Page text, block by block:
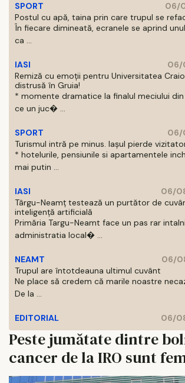
SPORT
06/
Postul cu apă, taina prin care trupul se
În fiecare dimineată, ecranele se aprind
ca ...
IASI
06/
Remiză cu emoții pentru Universitatea
distrusă în Gruia!
* momente dramatice la finalul meciului din
ce un juc� ...
SPORT
06/
Turismul intră pe minus. Iașul pierde
* hotelurile, pensiunile si apartamentele
mai putin ...
IASI
06/
Târgu-Neamț testează un purtător de
inteligență artificială
Primăria Targu-Neamt face un pas rar
administratia local� ...
NEAMT
06/
Trupul are întotdeauna ultimul cuvânt
Ne place să credem că marile noastre
De la ...
EDITORIAL 06/
Peste jumătate dintre
cancer de la IRO sunt